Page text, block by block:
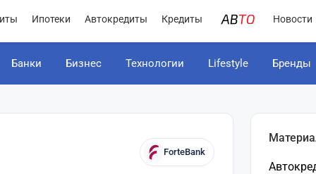
Ипотеки Автокредиты Кредиты Новости
Банки Бизнес Технологии Lifestyle Бренды
ForteBank